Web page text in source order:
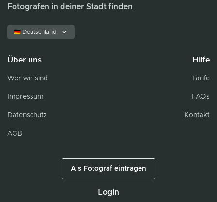
Fotografen in deiner Stadt finden
🇩🇪 Deutschland
Über uns
Wer wir sind
Impressum
Datenschutz
AGB
Hilfe
Tarife
FAQs
Kontakt
Als Fotograf eintragen
Login